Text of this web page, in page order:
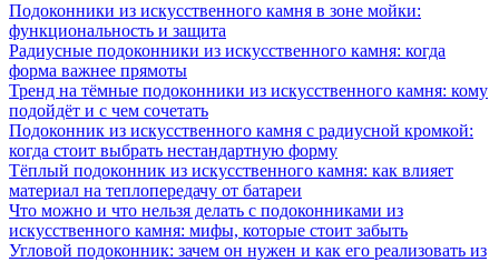
Подоконники из искусственного камня в зоне мойки:
функциональность и защита
Радиусные подоконники из искусственного камня: когда
форма важнее прямоты
Тренд на тёмные подоконники из искусственного камня: кому
подойдёт и с чем сочетать
Подоконник из искусственного камня с радиусной кромкой:
когда стоит выбрать нестандартную форму
Тёплый подоконник из искусственного камня: как влияет
материал на теплопередачу от батареи
Что можно и что нельзя делать с подоконниками из
искусственного камня: мифы, которые стоит забыть
Угловой подоконник: зачем он нужен и как его реализовать из